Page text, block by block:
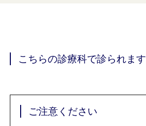
こちらの診療科で診られます
ご注意ください